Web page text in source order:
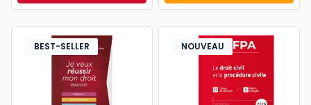
BEST-SELLER NOUVEAU